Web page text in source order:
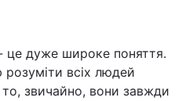
- це дуже широке поняття.
розуміти всіх людей
то, звичайно, вони завжди